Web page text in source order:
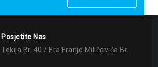
Posjetite Nas
Tekija Br. 40 / Fra Franje Miličevića Br.